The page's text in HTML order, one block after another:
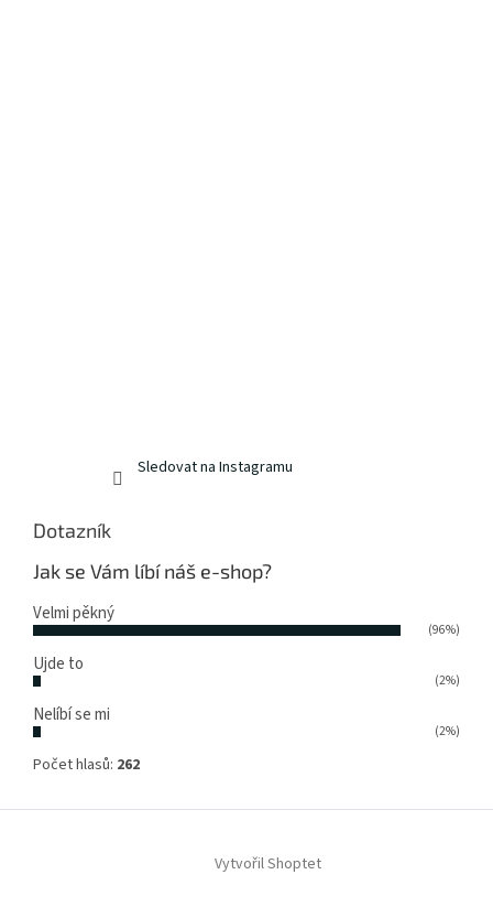
Sledovat na Instagramu
Dotazník
Jak se Vám líbí náš e-shop?
Velmi pěkný
(96%)
Ujde to
(2%)
Nelíbí se mi
(2%)
Počet hlasů: 262
Vytvořil Shoptet